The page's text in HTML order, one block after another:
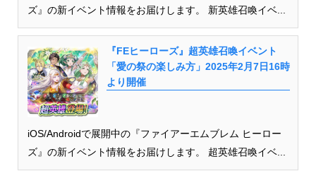
ズ』の新イベント情報をお届けします。 新英雄召喚イベ...
『FEヒーローズ』超英雄召喚イベント
「愛の祭の楽しみ方」2025年2月7日16時
より開催
iOS/Androidで展開中の『ファイアーエムブレム ヒーロー
ズ』の新イベント情報をお届けします。 超英雄召喚イベ...